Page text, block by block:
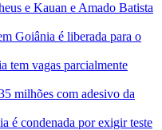
e Kauan e Amado Batista
Goiânia é liberada para o
tem vagas parcialmente
milhões com adesivo da
é condenada por exigir teste